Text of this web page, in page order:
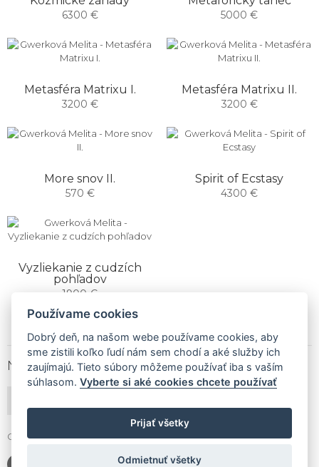
6300 € 5000 €
Metasféra Matrixu I.
3200 €
Metasféra Matrixu II.
3200 €
More snov II.
570 €
Spirit of Ecstasy
4300 €
Vyzliekanie z cudzích
pohľadov
1900 €
NEWSLETTER
Gallery Gwerk © Copyright 2017 - 2026 | Dizajn by4MEMEDIA
Používame cookies
Dobrý deň, na našom webe používame cookies, aby
sme zistili koľko ľudí nám sem chodí a aké služby ich
zaujímajú. Tieto súbory môžeme používať iba s vaším
súhlasom.Vyberte si aké cookies chcete používať
Prijať všetky
Odmietnuť všetky